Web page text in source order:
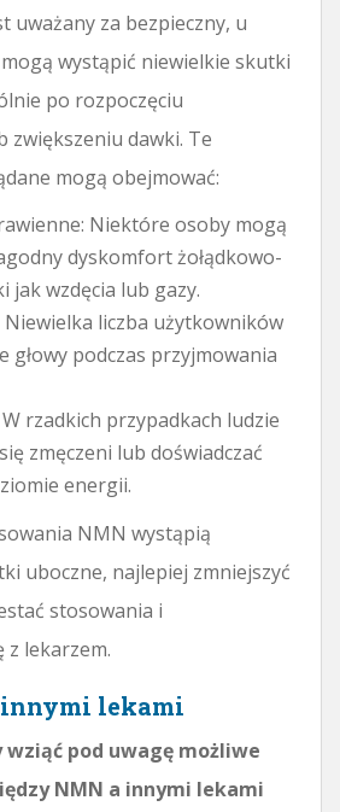
uważany za bezpieczny, u
wystąpić niewielkie skutki
po rozpoczęciu
zwiększeniu dawki. Te
mogą obejmować:
Niektóre osoby mogą
dyskomfort żołądkowo-
jak wzdęcia lub gazy.
Niewielka liczba użytkowników
głowy podczas przyjmowania
rzadkich przypadkach ludzie
zmęczeni lub doświadczać
energii.
NMN wystąpią
uboczne, najlepiej zmniejszyć
stosowania i
z lekarzem.
lekami
wziąć pod uwagę możliwe
NMN a innymi lekami